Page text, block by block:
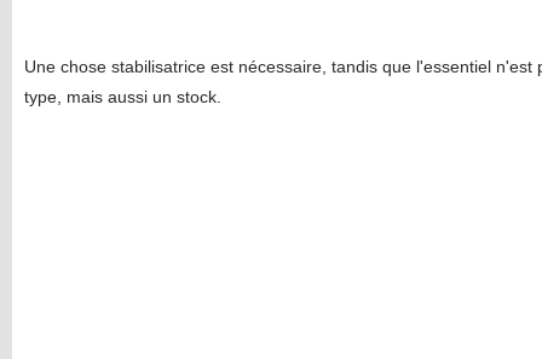
Une chose stabilisatrice est nécessaire, tandis que l'essentiel n'est
type, mais aussi un stock.